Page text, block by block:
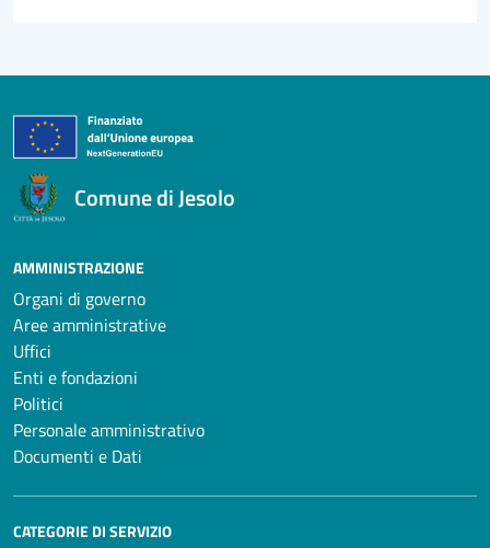
Comune di Jesolo
AMMINISTRAZIONE
Organi di governo
Aree amministrative
Uffici
Enti e fondazioni
Politici
Personale amministrativo
Documenti e Dati
CATEGORIE DI SERVIZIO